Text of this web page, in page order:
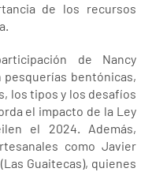
de los recursos
de Nancy
pesquerías bentónicas,
los tipos y los desafíos
el impacto de la Ley
el 2024. Además,
como Javier
Guaitecas), quienes